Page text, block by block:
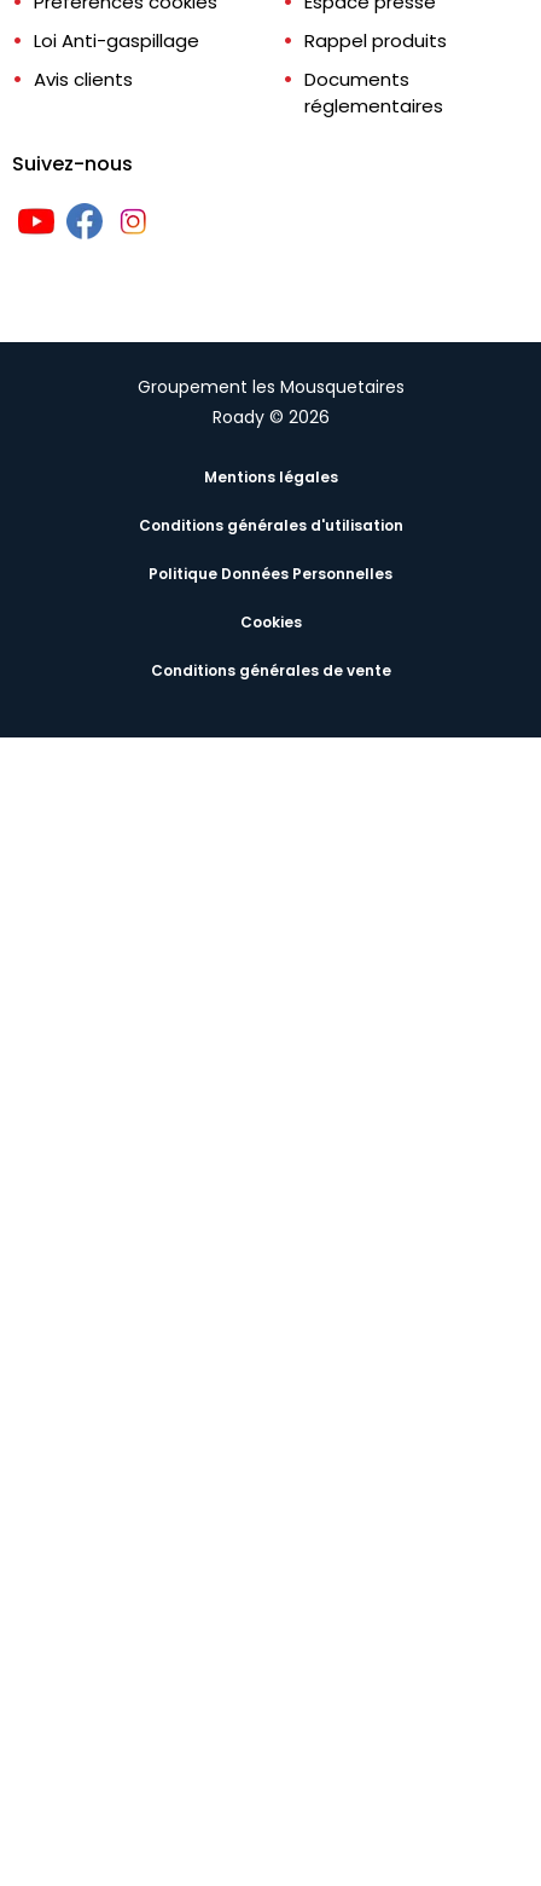
Loi Anti-gaspillage
Avis clients
Rappel produits
Documents
réglementaires
Suivez-nous
Groupement les Mousquetaires
Roady © 2026
Mentions légales
Conditions générales d'utilisation
Politique Données Personnelles
Cookies
Conditions générales de vente